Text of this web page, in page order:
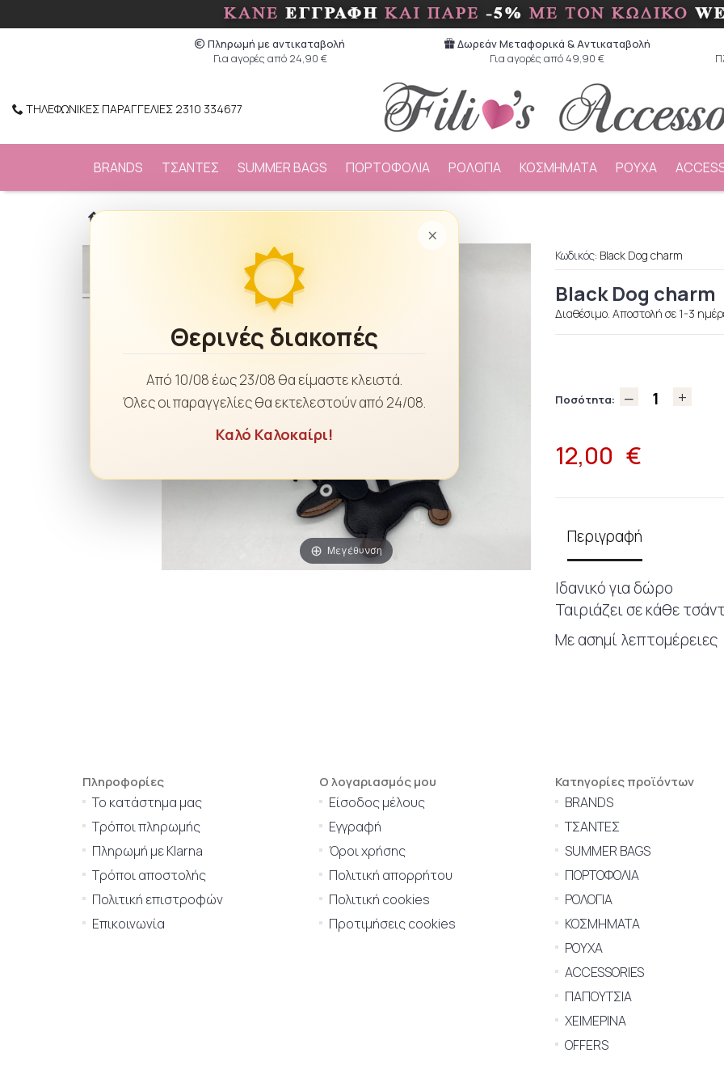
Πληρωμή με αντικαταβολή
Για αγορές από 24,90 €
Δωρεάν Μεταφορικά & Aντικαταβολή
Για αγορές από 49,90 €
ΤΗΛΕΦΩΝΙΚΕΣ ΠΑΡΑΓΓΕΛΙΕΣ 2310 334677
BRANDS ΤΣΑΝΤΕΣ SUMMER BAGS ΠΟΡΤΟΦΟΛΙΑ ΡΟΛΟΓΙΑ ΚΟΣΜΗΜΑΤΑ ΡΟΥΧΑ
×
Θερινές διακοπές
Από 10/08 έως 23/08 θα είμαστε κλειστά.
Όλες οι παραγγελίες θα εκτελεστούν από 24/08.
Καλό Καλοκαίρι!
BRANDS / FiliosAccessories / Black Dog charm
Μεγέθυνση
Κωδικός: Black Dog charm
Black Dog charm
Διαθέσιμο. Αποστολή σε 1-3
Ποσότητα:
12,00 €
Περιγραφή
Ιδανικό για δώρο
Ταιριάζει σε κάθε
Με ασημί λεπτομέρειες
Πληροφορίες
Το κατάστημα μας
Τρόποι πληρωμής
Πληρωμή με Klarna
Τρόποι αποστολής
Πολιτική επιστροφών
Επικοινωνία
Ο λογαριασμός μου
Είσοδος μέλους
Εγγραφή
Όροι χρήσης
Πολιτική απορρήτου
Πολιτική cookies
Προτιμήσεις cookies
Κατηγορίες προϊόντων
BRANDS
ΤΣΑΝΤΕΣ
SUMMER BAGS
ΠΟΡΤΟΦΟΛΙΑ
ΡΟΛΟΓΙΑ
ΚΟΣΜΗΜΑΤΑ
ΡΟΥΧΑ
ACCESSORIES
ΠΑΠΟΥΤΣΙΑ
ΧΕΙΜΕΡΙΝΑ
OFFERS